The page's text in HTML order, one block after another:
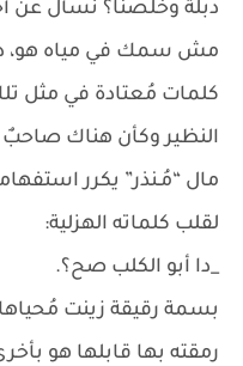
دبلة وخلصنا؟ نسأل عن
مش سمك في مياه هو،
كلمات مُعتادة في مثل
النظير وكأن هناك صاحبٌ
مال “مُـنذر” يكرر
لقلب كلماته الهزلية:
_دا أبو الكلب صح؟.
بسمة رقيقة زينت
رمقته بها قابلها هو